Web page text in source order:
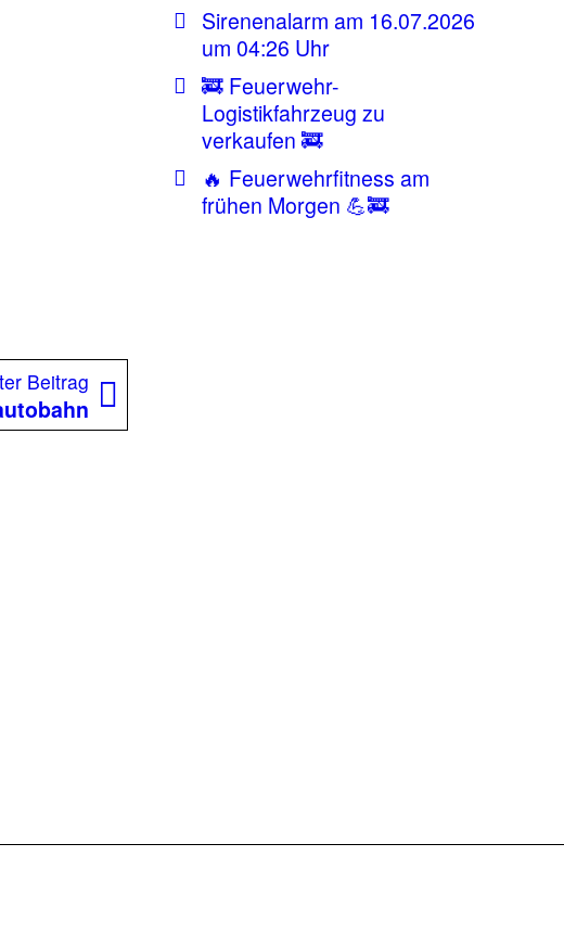
Beitrag Nächster
Beitrag:
Sirenenalarm am 16.07.2026
um 04:26 Uhr
🚒 Feuerwehr-
Logistikfahrzeug zu
verkaufen 🚒
🔥 Feuerwehrfitness am
frühen Morgen 💪🚒